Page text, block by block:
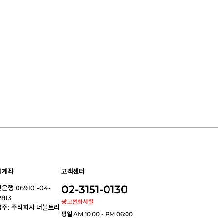
계좌
은행 069101-04-
주: 주식회사 더블트리
고객센터
02-3151-0130
광고전화사절
평일 AM 10:00 - PM 06:00